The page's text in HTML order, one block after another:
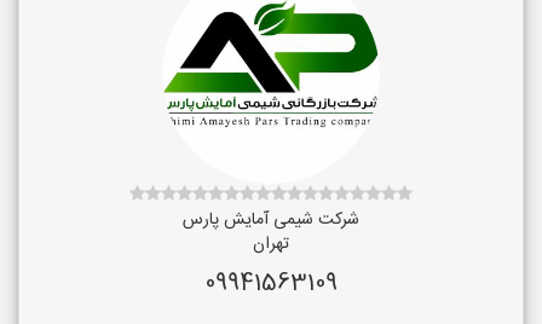
شرکت شیمی آمایش پارس
تهران
09941563109